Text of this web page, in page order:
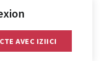
AVEC IZIICI